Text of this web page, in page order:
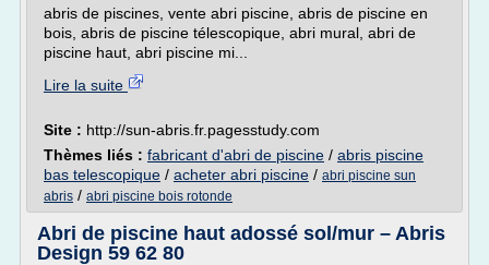
abris de piscines, vente abri piscine, abris de piscine en
bois, abris de piscine télescopique, abri mural, abri de
piscine haut, abri piscine mi...
Lire la suite
Site : http://sun-abris.fr.pagesstudy.com
Thèmes liés : fabricant d'abri de piscine / abris piscine
bas telescopique / acheter abri piscine / abri piscine sun
abris / abri piscine bois rotonde
Abri de piscine haut adossé sol/mur – Abris
Design 59 62 80